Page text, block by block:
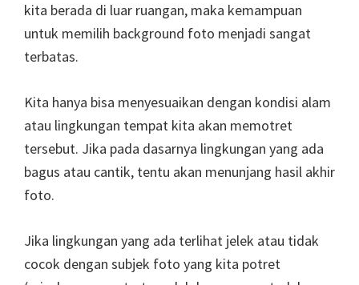
kita berada di luar ruangan, maka kemampuan
untuk memilih background foto menjadi sangat
terbatas.
Kita hanya bisa menyesuaikan dengan kondisi alam
atau lingkungan tempat kita akan memotret
tersebut. Jika pada dasarnya lingkungan yang ada
bagus atau cantik, tentu akan menunjang hasil akhir
foto.
Jika lingkungan yang ada terlihat jelek atau tidak
cocok dengan subjek foto yang kita potret